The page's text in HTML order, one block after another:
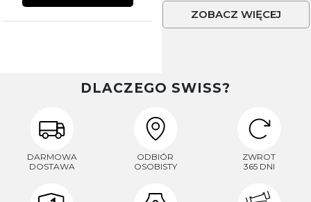
ZOBACZ WIĘCEJ
DLACZEGO SWISS?
DARMOWA
DOSTAWA
ODBIÓR
OSOBISTY
ZWROT
365 DNI